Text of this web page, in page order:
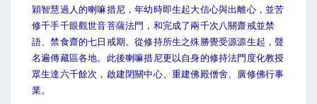
穎智慧過人的喇嘛措尼，年幼時即生起大信心與出離心，並苦
修千手千眼觀世音菩薩法門，和完成了兩千次八關齋戒並禁
語、禁食齋的七日戒期。從修持所生之殊勝覺受源源生起，聲
名遍傳藏區各地。此後喇嘛措尼更以自身的修持法門度化教授
眾生達六千餘次，啟建閉關中心、重建佛殿僧舍、廣修佛行事
業。